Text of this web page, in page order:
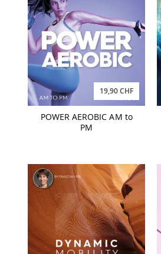
19,90 CHF
POWER AEROBIC AM to
PM